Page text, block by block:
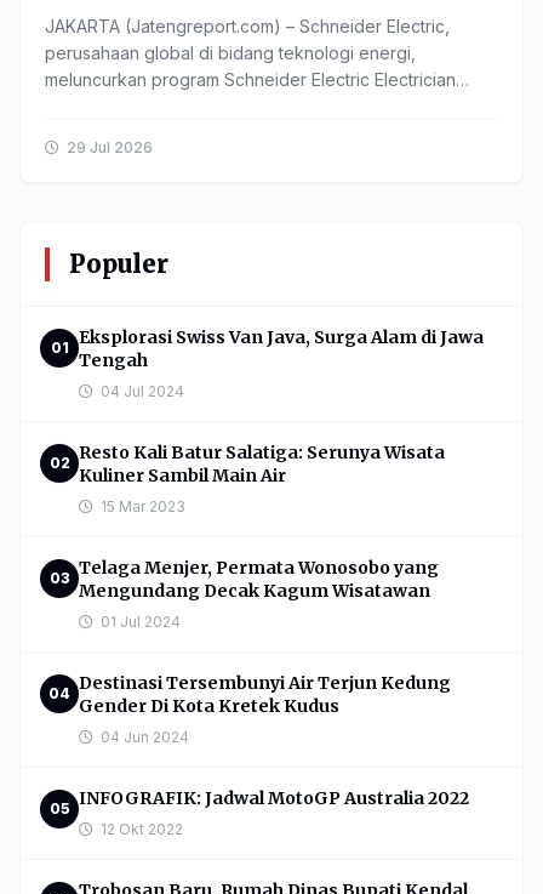
JAKARTA (Jatengreport.com) – Schneider Electric,
perusahaan global di bidang teknologi energi,
meluncurkan program Schneider Electric Electrician
29 Jul 2026
Populer
01 Eksplorasi Swiss Van Java, Surga Alam di Jawa
Tengah
04 Jul 2024
02 Resto Kali Batur Salatiga: Serunya Wisata
Kuliner Sambil Main Air
15 Mar 2023
03 Telaga Menjer, Permata Wonosobo yang
Mengundang Decak Kagum Wisatawan
01 Jul 2024
04 Destinasi Tersembunyi Air Terjun Kedung
Gender Di Kota Kretek Kudus
04 Jun 2024
05 INFOGRAFIK: Jadwal MotoGP Australia 2022
12 Okt 2022